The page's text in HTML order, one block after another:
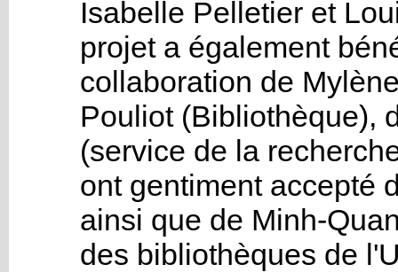
Isabelle Pelletier et
projet a également
collaboration de
Pouliot (Bibliothèque),
(service de la
ont gentiment accepté
ainsi que de Minh-
des bibliothèques de